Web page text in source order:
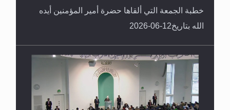
خطبة الجمعة التي ألقاها حضرة أمير المؤمنين أيده
الله بتاريخ12-06-2026